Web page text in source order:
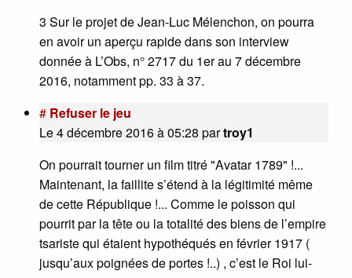
3 Sur le projet de Jean-Luc Mélenchon, on pourra
en avoir un aperçu rapide dans son interview
donnée à L’Obs, n° 2717 du 1er au 7 décembre
2016, notamment pp. 33 à 37.
# Refuser le jeu
Le 4 décembre 2016 à 05:28 partroy1
On pourrait tourner un film titré "Avatar 1789" !...
Maintenant, la faillite s’étend à la légitimité même
de cette République !... Comme le poisson qui
pourrit par la tête ou la totalité des biens de l’empire
tsariste qui étaient hypothéqués en février 1917 (
jusqu’aux poignées de portes !..) , c’est le Roi lui-